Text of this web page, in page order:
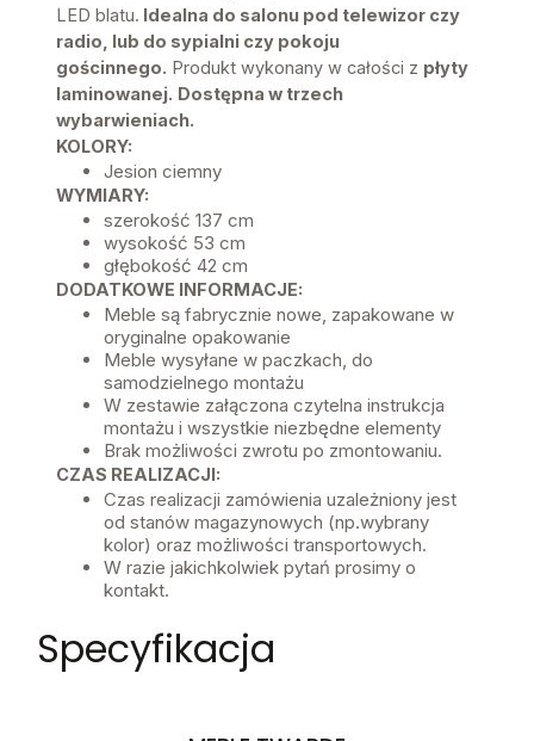
LED blatu. Idealna do salonu pod telewizor czy
radio, lub do sypialni czy pokoju
gościnnego. Produkt wykonany w całości z płyty
laminowanej. Dostępna w trzech
wybarwieniach.
KOLORY:
Jesion ciemny
WYMIARY:
szerokość 137 cm
wysokość 53 cm
głębokość 42 cm
DODATKOWE INFORMACJE:
Meble są fabrycznie nowe, zapakowane w
oryginalne opakowanie
Meble wysyłane w paczkach, do
samodzielnego montażu
W zestawie załączona czytelna instrukcja
montażu i wszystkie niezbędne elementy
Brak możliwości zwrotu po zmontowaniu.
CZAS REALIZACJI:
Czas realizacji zamówienia uzależniony jest
od stanów magazynowych (np.wybrany
kolor) oraz możliwości transportowych.
W razie jakichkolwiek pytań prosimy o
kontakt.
Specyfikacja